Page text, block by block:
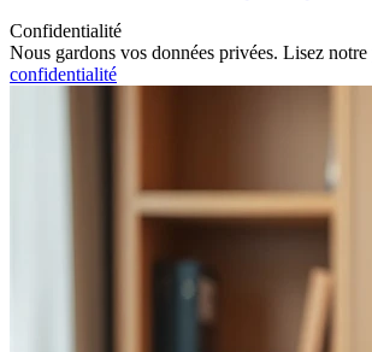
Confidentialité
Nous gardons vos données privées. Lisez notre
confidentialité